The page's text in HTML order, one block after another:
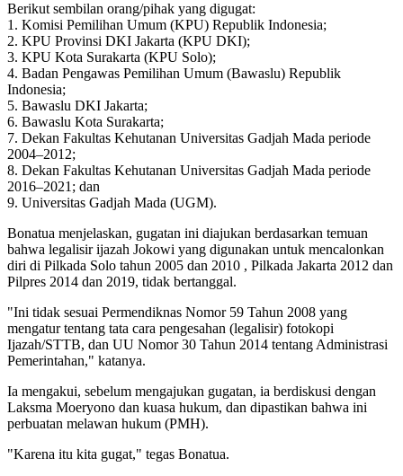
Berikut sembilan orang/pihak yang digugat:
1. Komisi Pemilihan Umum (KPU) Republik Indonesia;
2. KPU Provinsi DKI Jakarta (KPU DKI);
3. KPU Kota Surakarta (KPU Solo);
4. Badan Pengawas Pemilihan Umum (Bawaslu) Republik
Indonesia;
5. Bawaslu DKI Jakarta;
6. Bawaslu Kota Surakarta;
7. Dekan Fakultas Kehutanan Universitas Gadjah Mada periode
2004–2012;
8. Dekan Fakultas Kehutanan Universitas Gadjah Mada periode
2016–2021; dan
9. Universitas Gadjah Mada (UGM).
Bonatua menjelaskan, gugatan ini diajukan berdasarkan temuan
bahwa legalisir ijazah Jokowi yang digunakan untuk mencalonkan
diri di Pilkada Solo tahun 2005 dan 2010 , Pilkada Jakarta 2012 dan
Pilpres 2014 dan 2019, tidak bertanggal.
"Ini tidak sesuai Permendiknas Nomor 59 Tahun 2008 yang
mengatur tentang tata cara pengesahan (legalisir) fotokopi
Ijazah/STTB, dan UU Nomor 30 Tahun 2014 tentang Administrasi
Pemerintahan," katanya.
Ia mengakui, sebelum mengajukan gugatan, ia berdiskusi dengan
Laksma Moeryono dan kuasa hukum, dan dipastikan bahwa ini
perbuatan melawan hukum (PMH).
"Karena itu kita gugat," tegas Bonatua.